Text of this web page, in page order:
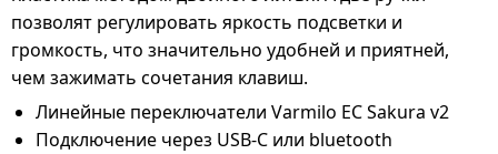
позволят регулировать яркость подсветки и
громкость, что значительно удобней и приятней,
чем зажимать сочетания клавиш.
Линейные переключатели Varmilo EC Sakura v2
Подключение через USB-C или bluetooth